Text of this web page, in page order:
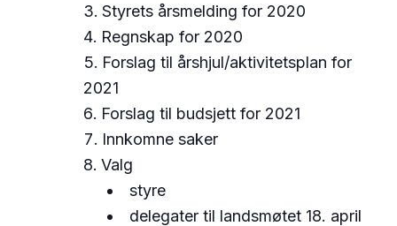
Styrets årsmelding for 2020
Regnskap for 2020
Forslag til årshjul/aktivitetsplan for
2021
Forslag til budsjett for 2021
Innkomne saker
Valg
styre
delegater til landsmøtet 18. april